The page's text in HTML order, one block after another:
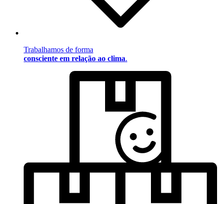
Trabalhamos de forma
consciente em relação ao clima.